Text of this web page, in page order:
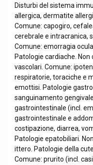
Disturbi del sistema
allergica, dermatite
Comune: capogiro,
cerebrale e intracranica,
Comune: emorragia
Patologie cardiache.
vascolari. Comune:
respiratorie, toraciche e
emottisi. Patologie
sanguinamento
gastrointestinale (incl.
gastrointestinale e
costipazione, diarrea,
Patologie epatobiliari.
ittero. Patologie della
Comune: prurito (incl.